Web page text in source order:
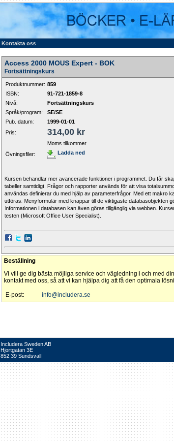
Kontakta oss
Access 2000 MOUS Expert - BOK
Fortsättningskurs
Produktnummer: 859
ISBN:
91-721-1859-8
Nivå:
Fortsättningskurs
Språk/program:
SE/SE
Pub. datum:
1999-01-01
Pris:
314,00 kr
Moms tilkommer
Övningsfiler:
Ladda ned
Kursen behandlar mer avancerade funktioner i programmet. Du får
tabeller samtidigt. Frågor och rapporter används för att visa
användas definierar du med hjälp av parameterfrågor. Med ett makro
utföras. Menyformulär med knappar till de viktigaste databasobjekten
Informationen i databasen kan även göras tillgänglig via webben.
testen (Microsoft Office User Specialist).
Beställning
Vi vill ge dig bästa möjliga service och vägledning i och med
kontakt med oss, så att vi kan hjälpa dig att få den optimala
E-post: info@includera.se
Includera Sweden AB
Hjortgatan 3E
852 39 Sundsvall